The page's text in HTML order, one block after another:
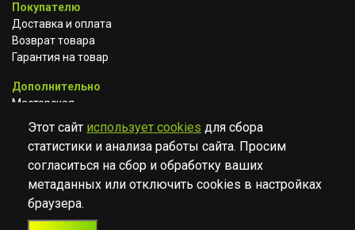
Покупателю
Доставка и оплата
Возврат товара
Гарантия на товар
Дополнительно
Мастерская
Сотрудничество
YOUTUBE
© Музыкальный магазин Muzik Room, 2023-2026
Этот сайт использует cookies для сбора
статистики и анализа работы сайта. Просим
согласиться на сбор и обработку ваших
метаданных или отключить cookies в настройках
браузера.